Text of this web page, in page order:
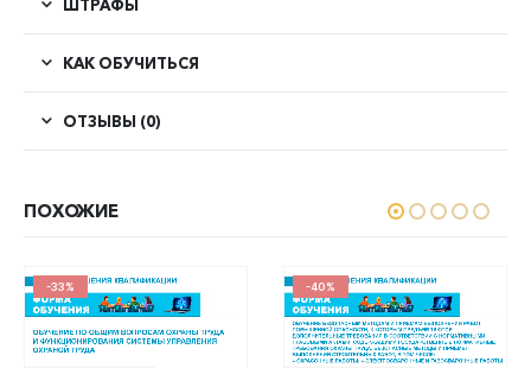
ШТРАФЫ
КАК ОБУЧИТЬСЯ
ОТЗЫВЫ (0)
ПОХОЖИЕ
-33% -40%